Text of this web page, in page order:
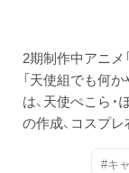
2期制作中アニメ
「天使組でも何
は、天使ぺこら
の作成、コスプ
#キ